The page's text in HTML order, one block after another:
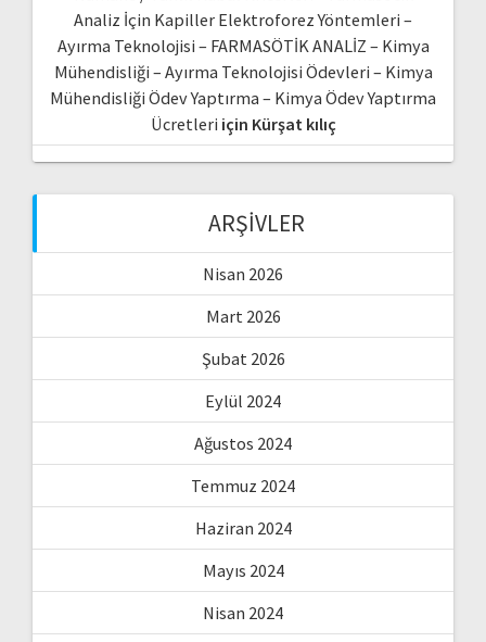
Analiz İçin Kapiller Elektroforez Yöntemleri –
Ayırma Teknolojisi – FARMASÖTİK ANALİZ – Kimya
Mühendisliği – Ayırma Teknolojisi Ödevleri – Kimya
Mühendisliği Ödev Yaptırma – Kimya Ödev Yaptırma
Ücretleri için Kürşat kılıç
ARŞIVLER
Nisan 2026
Mart 2026
Şubat 2026
Eylül 2024
Ağustos 2024
Temmuz 2024
Haziran 2024
Mayıs 2024
Nisan 2024